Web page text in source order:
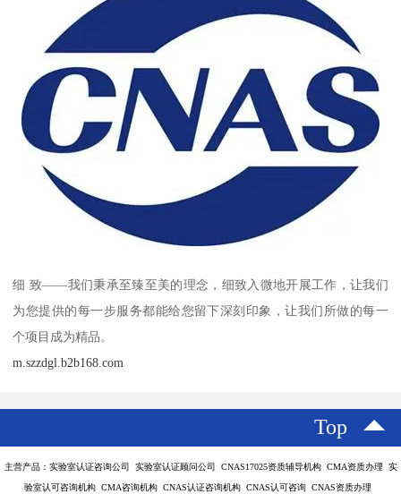
细 致——我们秉承至臻至美的理念，细致入微地开展工作，让我们
为您提供的每一步服务都能给您留下深刻印象，让我们所做的每一
个项目成为精品。
m.szzdgl.b2b168.com
Top
主营产品：实验室认证咨询公司 实验室认证顾问公司 CNAS17025资质辅导机构 CMA资质办理 实
验室认可咨询机构 CMA咨询机构 CNAS认证咨询机构 CNAS认可咨询 CNAS资质办理